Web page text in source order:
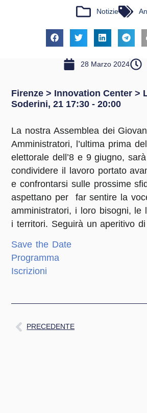
Notizie
28 Marzo 2024
Firenze > Innovation Center >
Soderini, 21 17:30 - 20:00
La nostra Assemblea dei
Amministratori, l’ultima prima
elettorale dell’8 e 9 giugno,
condividere il lavoro portato
e confrontarsi sulle prossime
aspettano per far sentire la
amministratori, i loro bisogni, le
i territori. Seguirà un aperitivo
Save the Date
Programma
Iscrizioni
PRECEDENTE